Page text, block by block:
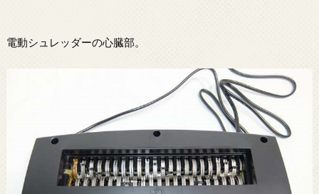
電動シュレッダーの心臓部。